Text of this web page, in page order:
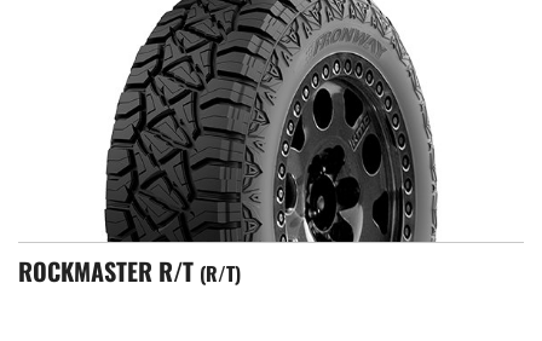
ROCKMASTER R/T R/T